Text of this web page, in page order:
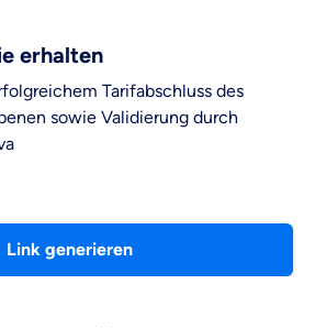
erhalten
Tarifabschluss des
sowie Validierung durch
Link generieren